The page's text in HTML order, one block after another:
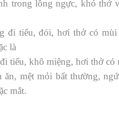
trong lồng ngực, khó thở
đi tiểu, đói, hơi thở có mùi
là
tiểu, khô miệng, hơi thở có
mệt mỏi bất thường,
mắt.